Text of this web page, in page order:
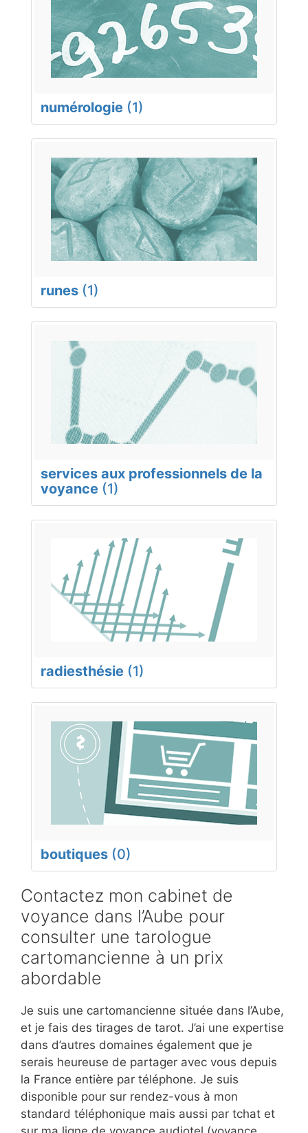
numérologie (1)
runes (1)
services aux professionnels de la
voyance (1)
radiesthésie (1)
boutiques (0)
Contactez mon cabinet de
voyance dans l’Aube pour
consulter une tarologue
cartomancienne à un prix
abordable
Je suis une cartomancienne située dans l’Aube,
et je fais des tirages de tarot. J’ai une expertise
dans d’autres domaines également que je
serais heureuse de partager avec vous depuis
la France entière par téléphone. Je suis
disponible pour sur rendez-vous à mon
standard téléphonique mais aussi par tchat et